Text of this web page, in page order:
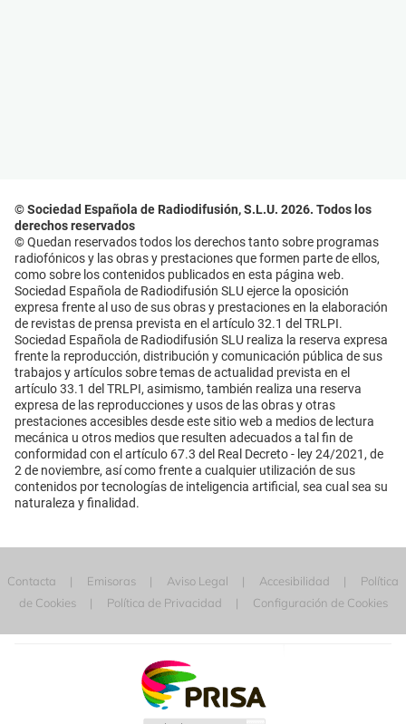
© Sociedad Española de Radiodifusión, S.L.U. 2026. Todos los
derechos reservados
© Quedan reservados todos los derechos tanto sobre programas
radiofónicos y las obras y prestaciones que formen parte de ellos,
como sobre los contenidos publicados en esta página web.
Sociedad Española de Radiodifusión SLU ejerce la oposición
expresa frente al uso de sus obras y prestaciones en la elaboración
de revistas de prensa prevista en el artículo 32.1 del TRLPI.
Sociedad Española de Radiodifusión SLU realiza la reserva expresa
frente la reproducción, distribución y comunicación pública de sus
trabajos y artículos sobre temas de actualidad prevista en el
artículo 33.1 del TRLPI, asimismo, también realiza una reserva
expresa de las reproducciones y usos de las obras y otras
prestaciones accesibles desde este sitio web a medios de lectura
mecánica u otros medios que resulten adecuados a tal fin de
conformidad con el artículo 67.3 del Real Decreto - ley 24/2021, de
2 de noviembre, así como frente a cualquier utilización de sus
contenidos por tecnologías de inteligencia artificial, sea cual sea su
naturaleza y finalidad.
Contacta Emisoras Aviso Legal Accesibilidad
Política
de Cookies
Política de Privacidad Configuración de Cookies